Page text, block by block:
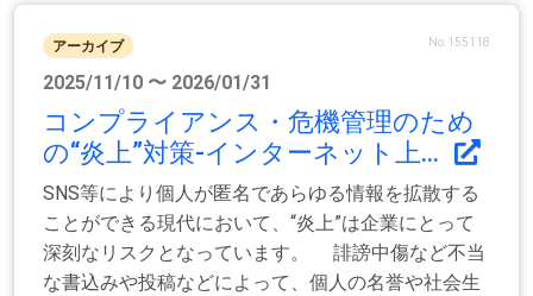
アーカイブ No.155118
2025/11/10 〜 2026/01/31
コンプライアンス・危機管理のため
の“炎上”対策‐インターネット上...
SNS等により個人が匿名であらゆる情報を拡散する
ことができる現代において、“炎上”は企業にとって
深刻なリスクとなっています。 誹謗中傷など不当
な書込みや投稿などによって、個人の名誉や社会生